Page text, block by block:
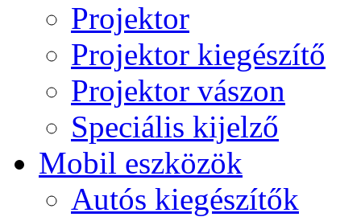
Projektor
Projektor kiegészítő
Projektor vászon
Speciális kijelző
Mobil eszközök
Autós kiegészítők